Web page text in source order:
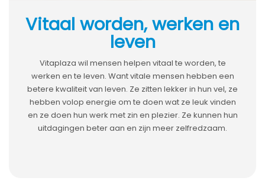
Vitaal worden, werken en
leven
Vitaplaza wil mensen helpen vitaal te worden, te
werken en te leven. Want vitale mensen hebben een
betere kwaliteit van leven. Ze zitten lekker in hun vel, ze
hebben volop energie om te doen wat ze leuk vinden
en ze doen hun werk met zin en plezier. Ze kunnen hun
uitdagingen beter aan en zijn meer zelfredzaam.